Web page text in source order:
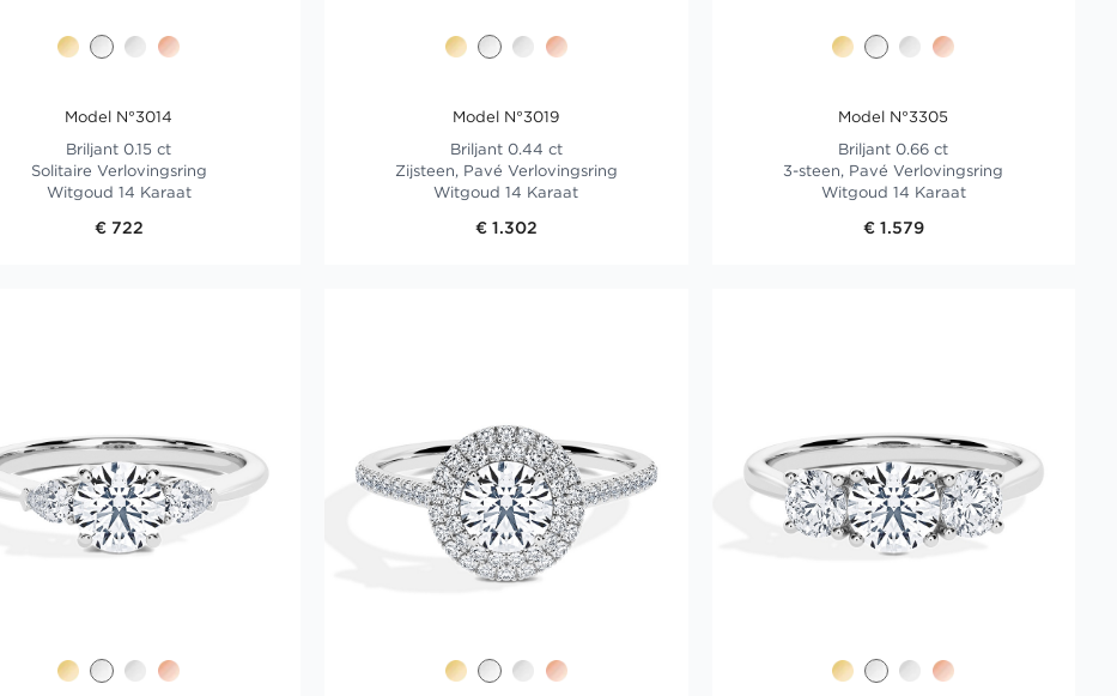
Model N°3014
Briljant 0.15 ct
Solitaire Verlovingsring
Witgoud 14 Karaat
€ 722
Model N°3019
Briljant 0.44 ct
Zijsteen, Pavé Verlovingsring
Witgoud 14 Karaat
€ 1.302
Model N°3305
Briljant 0.66 ct
3-steen, Pavé Verlovingsring
Witgoud 14 Karaat
€ 1.579